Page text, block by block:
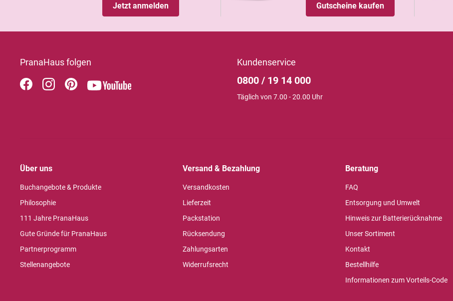
Jetzt anmelden Gutscheine kaufen
PranaHaus folgen Kundenservice
0800 / 19 14 000
Täglich von 7.00 - 20.00 Uhr
Über uns
Buchangebote & Produkte
Philosophie
111 Jahre PranaHaus
Gute Gründe für PranaHaus
Partnerprogramm
Stellenangebote
Versand & Bezahlung
Versandkosten
Lieferzeit
Packstation
Rücksendung
Zahlungsarten
Widerrufsrecht
Beratung
FAQ
Entsorgung und Umwelt
Hinweis zur Batterierücknahme
Unser Sortiment
Kontakt
Bestellhilfe
Informationen zum Vorteils-Code